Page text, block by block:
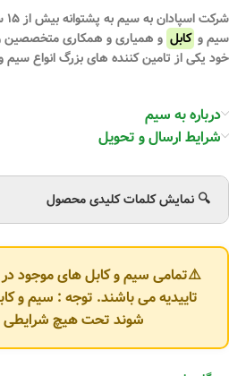
سیم و کابل و همیاری و همکاری متخصصین
خود یکی از تامین کننده های بزرگ انواع
درباره به سیم
شرایط ارسال و تحویل
🔍 نمایش کلمات کلیدی محصول
⚠️تمامی سیم و کابل های موجود در
تاییدیه می باشند. توجه : سیم و
شوند تحت هیچ شرایطی